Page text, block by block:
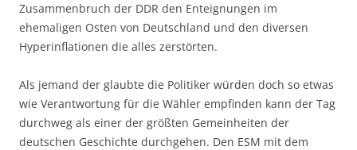
Zusammenbruch der DDR den Enteignungen im
ehemaligen Osten von Deutschland und den diversen
Hyperinflationen die alles zerstörten.
Als jemand der glaubte die Politiker würden doch so etwas
wie Verantwortung für die Wähler empfinden kann der Tag
durchweg als einer der größten Gemeinheiten der
deutschen Geschichte durchgehen. Den ESM mit dem